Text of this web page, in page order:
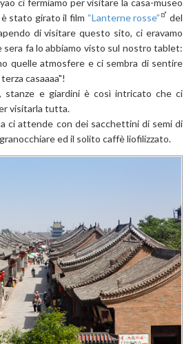
stato girato il film “Lanterne rosse”
del
di visitare questo sito, ci eravamo
sera fa lo abbiamo visto sul nostro tablet:
quelle atmosfere e ci sembra di sentire
casaaaa"!
stanze e giardini è così intricato che ci
visitarla tutta.
ci attende con dei sacchettini di semi di
ed il solito caffè liofilizzato.